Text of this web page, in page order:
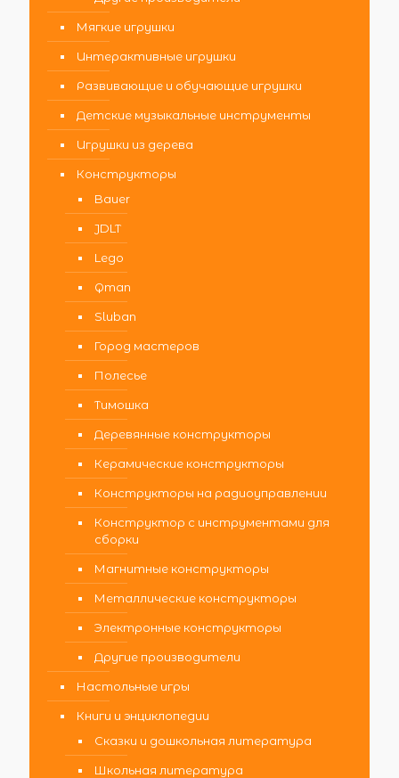
Мягкие игрушки
Интерактивные игрушки
Развивающие и обучающие игрушки
Детские музыкальные инструменты
Игрушки из дерева
Конструкторы
Bauer
JDLT
Lego
Qman
Sluban
Город мастеров
Полесье
Тимошка
Деревянные конструкторы
Керамические конструкторы
Конструкторы на радиоуправлении
Конструктор с инструментами для
сборки
Магнитные конструкторы
Металлические конструкторы
Электронные конструкторы
Другие производители
Настольные игры
Книги и энциклопедии
Сказки и дошкольная литература
Школьная литература